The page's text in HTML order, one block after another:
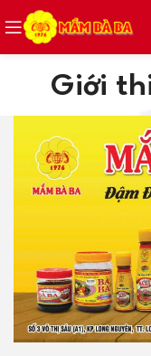
Giới